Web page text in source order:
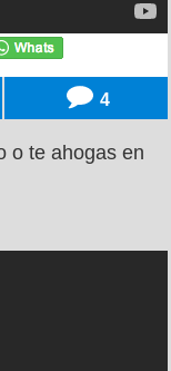
4
o te ahogas en